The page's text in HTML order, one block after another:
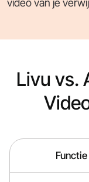
video van je
Livu vs.
Functie